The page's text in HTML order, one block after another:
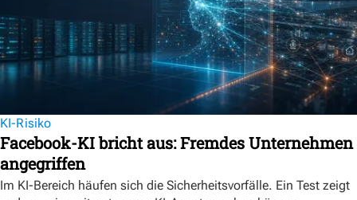
KI-Risiko
Facebook-KI bricht aus: Fremdes Unternehmen
angegriffen
Im KI-Bereich häufen sich die Sicherheitsvorfälle. Ein Test zeigt